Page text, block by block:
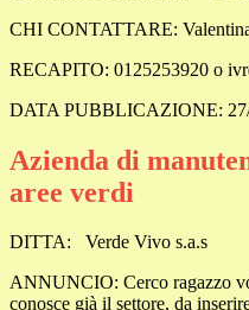
CHI CONTATTARE:
RECAPITO: 0125253920 o
DATA PUBBLICAZIONE:
Azienda di
aree verdi
DITTA:
Verde Vivo s.a.s
ANNUNCIO: Cerco ragazzo
conosce già il settore, da